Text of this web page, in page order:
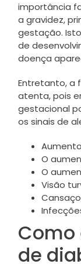
importância
a gravidez,
gestação.
de
doença
Entretanto, a
atenta, pois
gestacional
os sinais de
O
O
Visão
Como
de